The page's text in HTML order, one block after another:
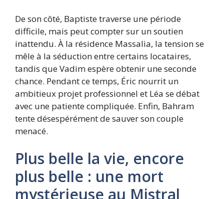
De son côté, Baptiste traverse une période
difficile, mais peut compter sur un soutien
inattendu. À la résidence Massalia, la tension se
mêle à la séduction entre certains locataires,
tandis que Vadim espère obtenir une seconde
chance. Pendant ce temps, Éric nourrit un
ambitieux projet professionnel et Léa se débat
avec une patiente compliquée. Enfin, Bahram
tente désespérément de sauver son couple
menacé.
Plus belle la vie, encore
plus belle : une mort
mystérieuse au Mistral